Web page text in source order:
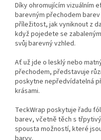
Díky ohromujícím vizuálním
barevným přechodem
příležitost, jak vyniknout z
když pojedete se
svůj barevný vzhled.
Ať už jde o lesklý nebo
přechodem, představuje
poskytne nepředvídatelná
krásami.
TeckWrap poskytuje řadu
barev, včetně těch s
spousta možností, které